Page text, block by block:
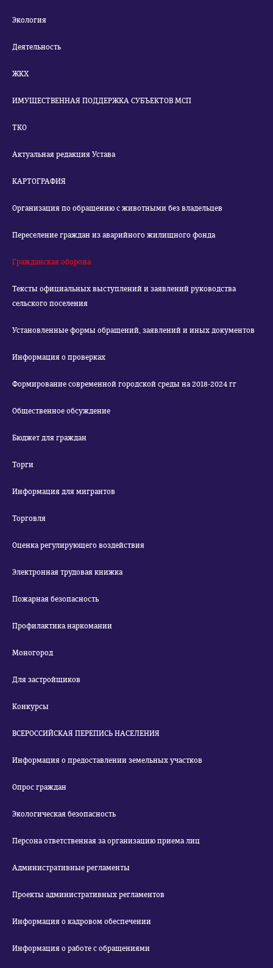
Экология
Деятельность
ЖКХ
ИМУЩЕСТВЕННАЯ ПОДДЕРЖКА СУБЪЕКТОВ МСП
ТКО
Актуальная редакция Устава
КАРТОГРАФИЯ
Организация по обращению с животными без владельцев
Переселение граждан из аварийного жилищного фонда
Гражданская оборона
Тексты официальных выступлений и заявлений руководства
сельского поселения
Установленные формы обращений, заявлений и иных документов
Информация о проверках
Формирование современной городской среды на 2018-2024 гг
Общественное обсуждение
Бюджет для граждан
Торги
Информация для мигрантов
Торговля
Оценка регулирующего воздействия
Электронная трудовая книжка
Пожарная безопасность
Профилактика наркомании
Моногород
Для застройщиков
Конкурсы
ВСЕРОССИЙСКАЯ ПЕРЕПИСЬ НАСЕЛЕНИЯ
Информация о предоставлении земельных участков
Опрос граждан
Экологическая безопасность
Персона ответственная за организацию приема лиц
Административные регламенты
Проекты административных регламентов
Информация о кадровом обеспечении
Информация о работе с обращениями